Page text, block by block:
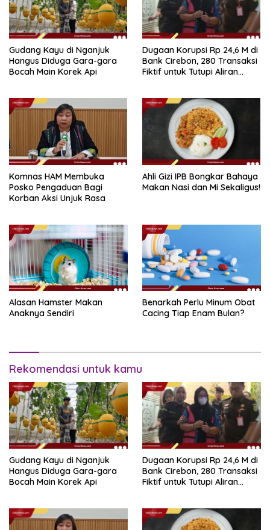
Gudang Kayu di Nganjuk
Hangus Diduga Gara-gara
Bocah Main Korek Api
Dugaan Korupsi Rp 24,6 M di
Bank Cirebon, 280 Transaksi
Fiktif untuk Tutupi Aliran
Komnas HAM Membuka
Posko Pengaduan Bagi
Korban Aksi Unjuk Rasa
Ahli Gizi IPB Bongkar Bahaya
Makan Nasi dan Mi Sekaligus!
Alasan Hamster Makan
Anaknya Sendiri
Benarkah Perlu Minum Obat
Cacing Tiap Enam Bulan?
Rekomendasi untuk kamu
Gudang Kayu di Nganjuk
Hangus Diduga Gara-gara
Bocah Main Korek Api
Dugaan Korupsi Rp 24,6 M di
Bank Cirebon, 280 Transaksi
Fiktif untuk Tutupi Aliran